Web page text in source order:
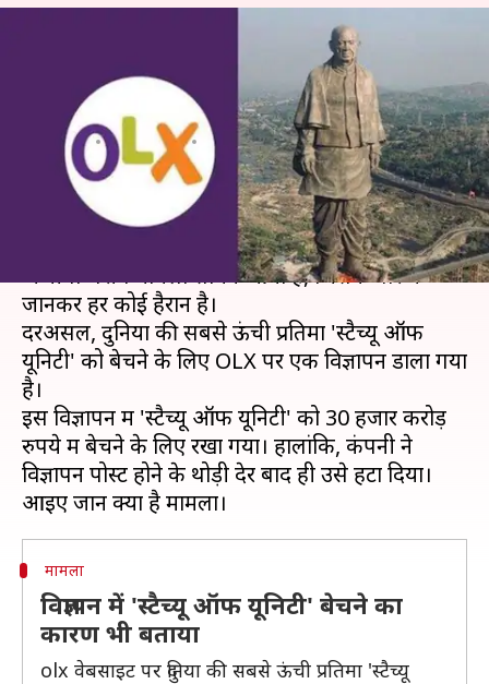
गुजरात: 'स्टैच्यू ऑफ यूनिटी' बेचने के
लिए OLX पर डाल दिया विज्ञापन,
मामला दर्ज
अंजली Apr 06, 2020 11:47 am
क्या है खबर?
कोरोना वायरस के संकट और लॉकडाउन के बीच एक
अजीबो-गरीब मामला सामने आया है, जिसके बारे में
जानकर हर कोई हैरान है।
दरअसल, दुनिया की सबसे ऊंची प्रतिमा 'स्टैच्यू ऑफ
यूनिटी' को बेचने के लिए OLX पर एक विज्ञापन डाला गया
है।
इस विज्ञापन में 'स्टैच्यू ऑफ यूनिटी' को 30 हजार करोड़
रुपये में बेचने के लिए रखा गया। हालांकि, कंपनी ने
विज्ञापन पोस्ट होने के थोड़ी देर बाद ही उसे हटा दिया।
मामला
विज्ञापन में 'स्टैच्यू ऑफ यूनिटी' बेचने का
कारण भी बताया
olx वेबसाइट पर दुनिया की सबसे ऊंची प्रतिमा 'स्टैच्यू